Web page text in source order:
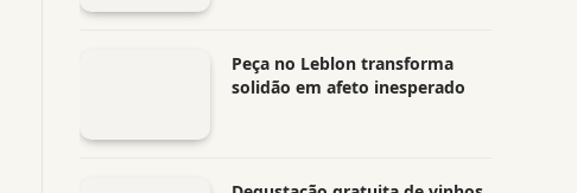
Peça no Leblon transforma
solidão em afeto inesperado